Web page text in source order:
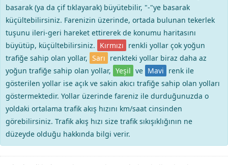
basarak (ya da çif tıklayarak) büyütebilir, "-"ye basarak
küçültebilirsiniz. Farenizin üzerinde, ortada bulunan tekerlek
tuşunu ileri-geri hareket ettirerek de konumu haritasını
büyütüp, küçültebilirsiniz. Kırmızı renkli yollar çok yoğun
trafiğe sahip olan yollar, Sarı renkteki yollar biraz daha az
yoğun trafiğe sahip olan yollar, Yeşil ve Mavi renk ile
gösterilen yollar ise açık ve sakin akıcı trafiğe sahip olan yolları
göstermektedir. Yollar üzerinde fareniz ile durduğunuzda o
yoldaki ortalama trafik akış hızını km/saat cinsinden
görebilirsiniz. Trafik akış hızı size trafik sıkışıklığının ne
düzeyde olduğu hakkında bilgi verir.